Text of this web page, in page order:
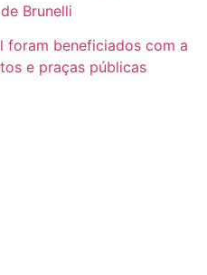
Brunelli
foram beneficiados com a
e praças públicas